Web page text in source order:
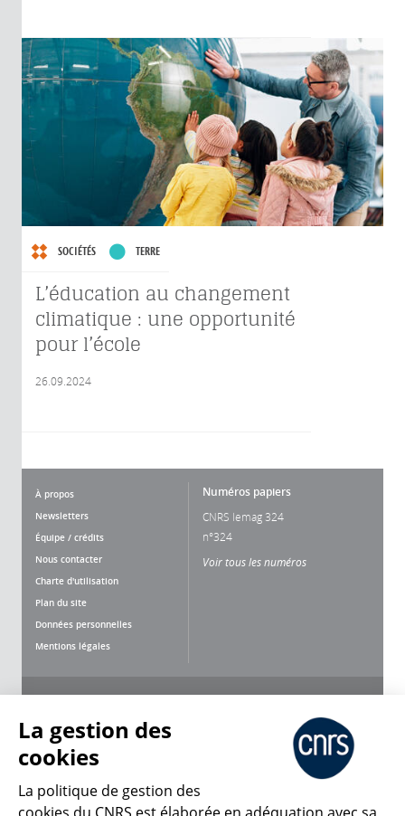
SOCIÉTÉS TERRE
L’éducation au changement
climatique : une opportunité
pour l’école
26.09.2024
À propos
Newsletters
Équipe / crédits
Nous contacter
Charte d'utilisation
Plan du site
Données personnelles
Mentions légales
Numéros papiers
CNRS lemag 324
n°324
Voir tous les numéros
La gestion des
cookies
La politique de gestion des